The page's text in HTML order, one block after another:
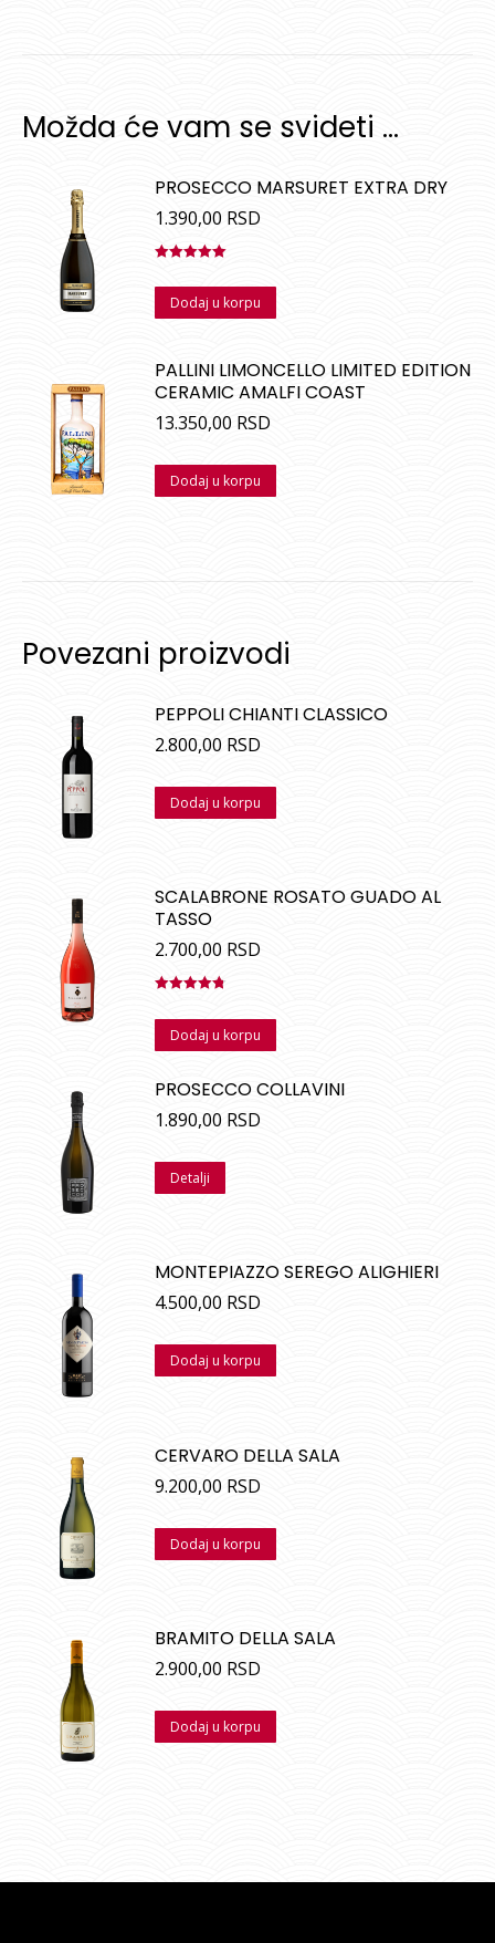
Možda će vam se svideti …
PROSECCO MARSURET EXTRA DRY
1.390,00 RSD
sa5.00od
Dodaj u korpu
PALLINI LIMONCELLO LIMITED EDITION
CERAMIC AMALFI COAST
13.350,00 RSD
Dodaj u korpu
Povezani proizvodi
PEPPOLI CHIANTI CLASSICO
2.800,00 RSD
Dodaj u korpu
SCALABRONE ROSATO GUADO AL
TASSO
2.700,00 RSD
sa4.80od
Dodaj u korpu
PROSECCO COLLAVINI
1.890,00 RSD
Detalji
MONTEPIAZZO SEREGO ALIGHIERI
4.500,00 RSD
Dodaj u korpu
CERVARO DELLA SALA
9.200,00 RSD
Dodaj u korpu
BRAMITO DELLA SALA
2.900,00 RSD
Dodaj u korpu